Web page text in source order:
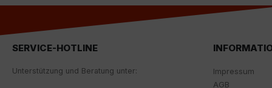
SERVICE-HOTLINE
Unterstützung und Beratung unter:
Impressum
AGB